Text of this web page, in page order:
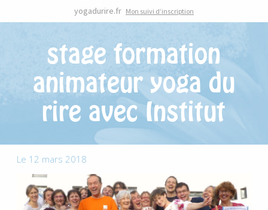
yogadurire.fr Mon suivi d’inscription
stage formation
animateur yoga du
rire avec Institut
Le 12 mars 2018